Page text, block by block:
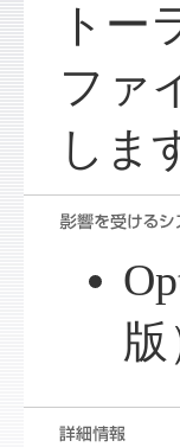
トー
ファ
しま